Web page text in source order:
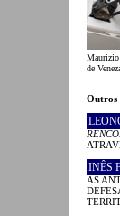
Maurizio
de
Outros
INÊS
AS